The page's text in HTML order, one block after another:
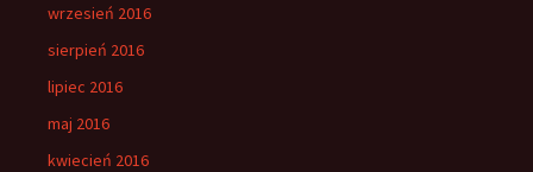
wrzesień 2016
sierpień 2016
lipiec 2016
maj 2016
kwiecień 2016